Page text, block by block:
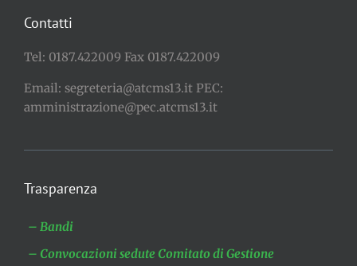
Contatti
Tel: 0187.422009 Fax 0187.422009
Email: segreteria@atcms13.it PEC:
amministrazione@pec.atcms13.it
Trasparenza
– Bandi
– Convocazioni sedute Comitato di Gestione